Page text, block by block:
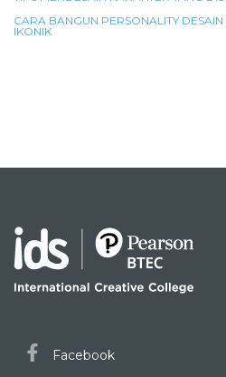
CARA BANGUN PERSONALITY
IKONIK
Facebook